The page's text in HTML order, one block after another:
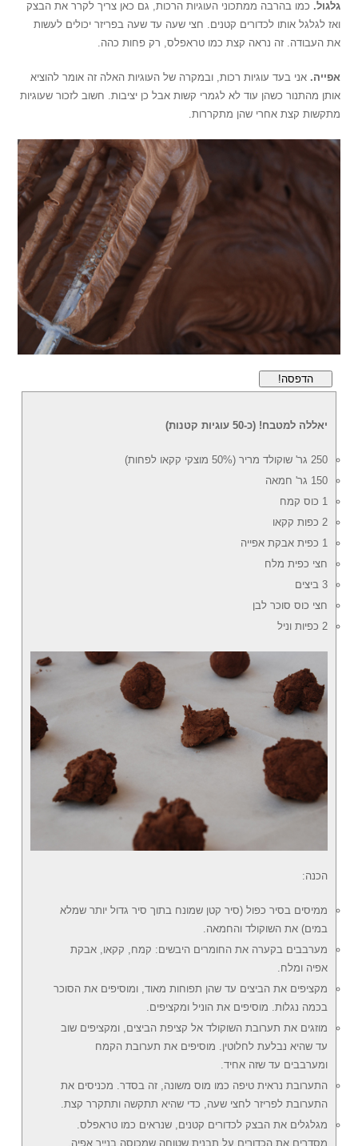
גלגול. כמו בהרבה ממתכוני העוגיות הרכות, גם כאן צריך לקרר את הבצק
ואז לגלגל אותו לכדורים קטנים. חצי שעה עד שעה בפריזר יכולים לעשות
את העבודה. זה נראה קצת כמו טראפלס, רק פחות כהה.
אפייה.אני בעד עוגיות רכות, ובמקרה של העוגיות האלה זה אומר להוציא
אותן מהתנור כשהן עוד לא לגמרי קשות אבל כן יציבות. חשוב לזכור שעוגיות
מתקשות קצת אחרי שהן מתקררות.
הדפסה!
יאללה למטבח! (כ-50 עוגיות קטנות)
250 גר' שוקולד מריר (50% מוצקי קקאו לפחות)
150 גר' חמאה
1 כוס קמח
2 כפות קקאו
1 כפית אבקת אפייה
חצי כפית מלח
3 ביצים
חצי כוס סוכר לבן
2 כפיות וניל
הכנה:
ממיסים בסיר כפול (סיר קטן שמונח בתוך סיר גדול יותר שמלא
במים) את השוקולד והחמאה.
מערבבים בקערה את החומרים היבשים: קמח, קקאו, אבקת
אפיה ומלח.
מקציפים את הביצים עד שהן תפוחות מאוד, ומוסיפים את הסוכר
בכמה נגלות. מוסיפים את הוניל ומקציפים.
מוזגים את תערובת השוקולד אל קציפת הביצים, ומקציפים שוב
עד שהיא נבלעת לחלוטין. מוסיפים את תערובת הקמח
ומערבבים עד שזה אחיד.
התערובת נראית טיפה כמו מוס משונה, זה בסדר. מכניסים את
התערובת לפריזר לחצי שעה, כדי שהיא תתקשה ותתקרר קצת.
מגלגלים את הבצק לכדורים קטנים, שנראים כמו טראפלס.
מסדרים את הכדורים על תבנית שטוחה שמכוסה בנייר אפיה,